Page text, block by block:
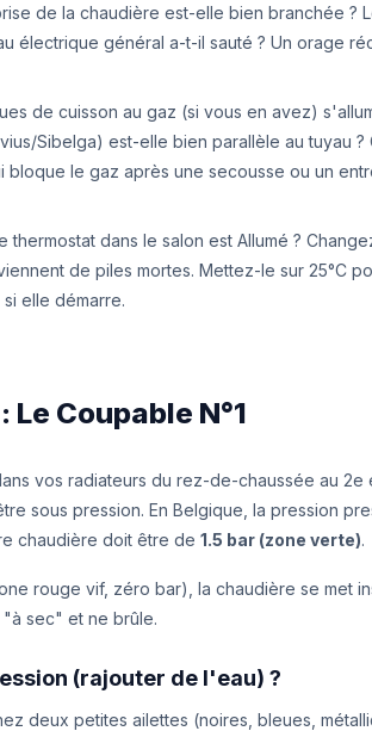
de la chaudière est-elle bien branchée ?
électrique général a-t-il sauté ? Un orage
de cuisson au gaz (si vous en avez)
Sibelga) est-elle bien parallèle au tuyau ?
le gaz après une secousse ou un
thermostat dans le salon est Allumé ?
de piles mortes. Mettez-le sur 25°C
elle démarre.
Le Coupable N°1
vos radiateurs du rez-de-chaussée au 2e
sous pression. En Belgique, la pression
chaudière doit être de 1.5 bar (zone verte).
rouge vif, zéro bar), la chaudière se met
sec" et ne brûle.
(rajouter de l'eau) ?
deux petites ailettes (noires, bleues,